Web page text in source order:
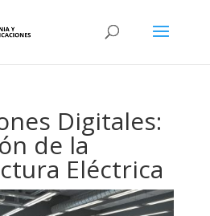
Digitales:
de la
Eléctrica